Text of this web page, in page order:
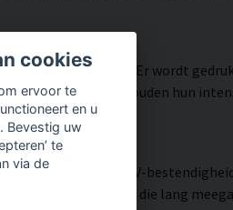
Latex-technologie. Er wordt
bestendig en behouden hun
zeer goede UV-
kleurrijke uitstraling die lang
cookies
ervoor te
en u
Bevestig uw
te
via de